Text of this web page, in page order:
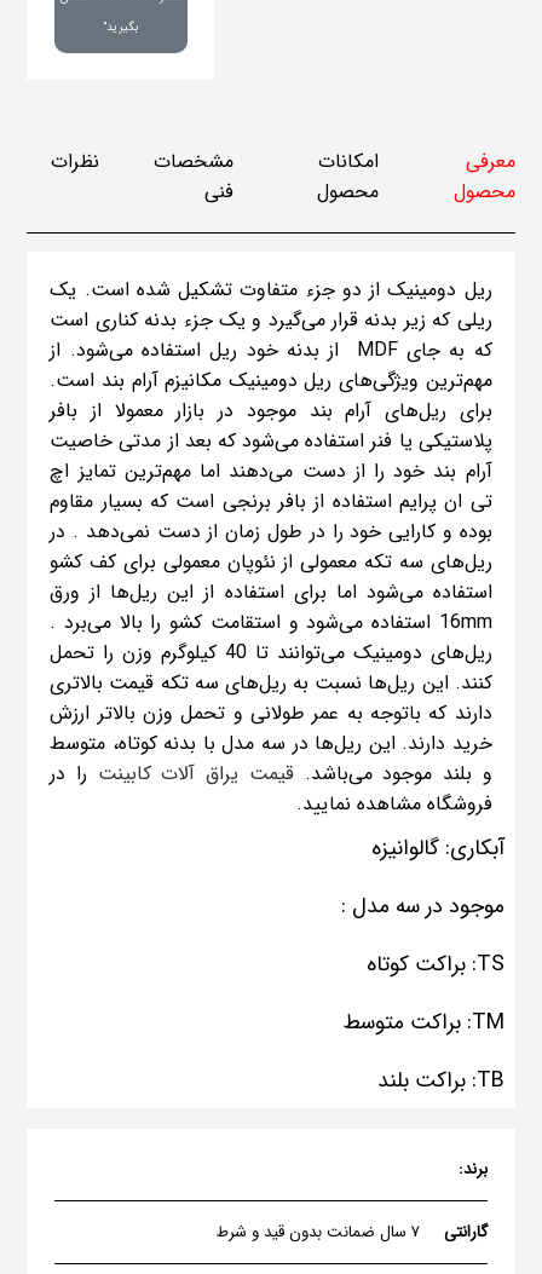
بگیرید"
معرفی
محصول
امکانات
محصول
مشخصات
فنی
نظرات
ریل دومینیک از دو جزء متفاوت تشکیل شده است. یک
ریلی که زیر بدنه قرار می‌گیرد و یک جزء بدنه کناری است
که به جای MDF از بدنه خود ریل استفاده می‌شود. از
مهم‌ترین ویژگی‌های ریل دومینیک مکانیزم آرام بند است.
برای ریل‌های آرام بند موجود در بازار معمولا از بافر
پلاستیکی یا فنر استفاده می‌شود که بعد از مدتی خاصیت
آرام بند خود را از دست می‌دهند اما مهم‌ترین تمایز اچ
تی ان پرایم استفاده از بافر برنجی است که بسیار مقاوم
بوده و کارایی خود را در طول زمان از دست نمی‌دهد . در
ریل‌های سه تکه معمولی از نئوپان معمولی برای کف کشو
استفاده می‌شود اما برای استفاده از این ریل‌ها از ورق
16mm استفاده می‌شود و استقامت کشو را بالا می‌برد .
ریل‌های دومینیک می‌توانند تا 40 کیلوگرم وزن را تحمل
کنند. این ریل‌ها نسبت به ریل‌های سه تکه قیمت بالاتری
دارند که باتوجه به عمر طولانی و تحمل وزن بالاتر ارزش
خرید دارند. این ریل‌ها در سه مدل با بدنه کوتاه، متوسط
و بلند موجود می‌باشد.قیمت یراق آلات کابینت را در
فروشگاه مشاهده نمایید.
آبکاری: گالوانیزه
موجود در سه مدل :
TS: براکت کوتاه
TM: براکت متوسط
TB: براکت بلند
برند:
گارانتی ۷ سال ضمانت بدون قید و شرط